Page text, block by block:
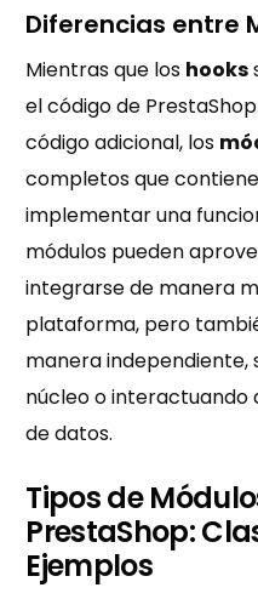
Diferencias entre
Mientras que los hooks
el código de
código adicional, los
completos que
implementar una
módulos pueden
integrarse de manera
plataforma, pero
manera independiente,
núcleo o
de datos.
Tipos de
PrestaShop:
Ejemplos